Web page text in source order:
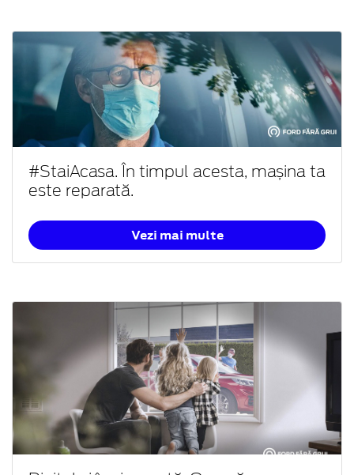
#StaiAcasa. În timpul acesta, mașina ta
este reparată.
Vezi mai multe